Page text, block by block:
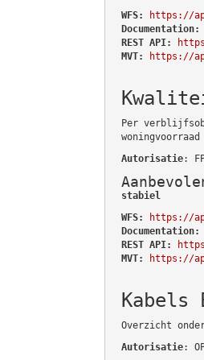
WFS:
https://
Documentation:
REST API:
MVT:
https://
Per
woningvoorraad
Autorisatie:
stabiel
WFS:
https://
Documentation:
REST API:
MVT:
https://
Kabels
Overzicht
Autorisatie: